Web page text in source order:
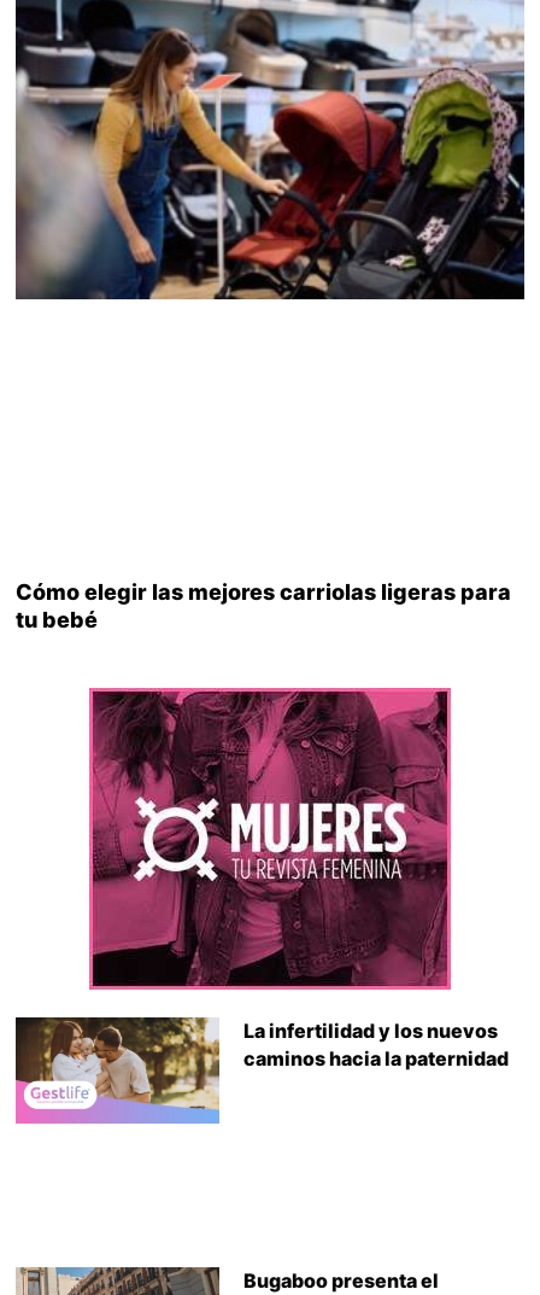
Cómo elegir las mejores carriolas ligeras para
tu bebé
La infertilidad y los nuevos
caminos hacia la paternidad
Bugaboo presenta el